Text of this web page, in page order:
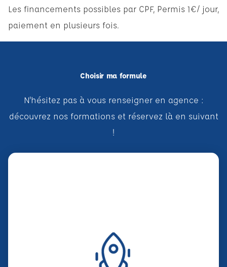
Les financements possibles par CPF, Permis 1€/ jour,
paiement en plusieurs fois.
Choisir ma formule
N'hésitez pas à vous renseigner en agence :
découvrez nos formations et réservez là en suivant
!